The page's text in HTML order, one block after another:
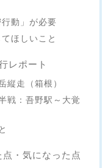
動」が必要
ほしいこと
レポート
縦走（箱根）
戦：吾野駅～大覚
・気になった点